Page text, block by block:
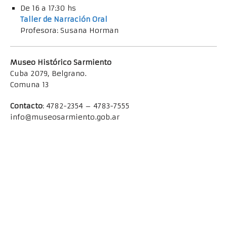
De 16 a 17:30 hs
Taller de Narración Oral
Profesora: Susana Horman
Museo Histórico Sarmiento
Cuba 2079, Belgrano.
Comuna 13
Contacto: 4782-2354 – 4783-7555
info@museosarmiento.gob.ar